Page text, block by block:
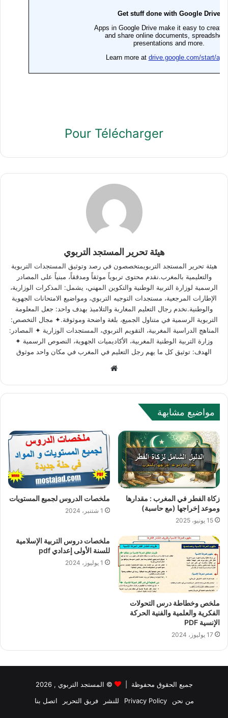
Pour Télécharger
هيئة تحرير المستجد التربوي
هيئة تحرير المستجد التربويمتخصصون في رصد وتوثيق المستجدات التربوية
والتعليمية بالمغرب.نقدم محتوى تربوياً موثقاً ومدققاً، مبنياً على المصادر
الرسمية لوزارة التربية الوطنية والتكوين المهني، يشمل: المذكرات الوزارية،
الإطارات المرجعية، مستجدات التوجيه التربوي، ومواضيع الامتحانات الجهوية
والوطنية.نخدم رجال التعليم المغاربة والتلاميذ بهدف واحد: جعل المعلومة
التربوية الرسمية في متناول الجميع، بلغة واضحة وموثوقة.✦ مجال التخصص:
المناهج الدراسية المغربية، التقويم التربوي، المستجدات الوزارية ✦ المصادر:
وزارة التربية الوطنية المغربية، الأكاديميات الجهوية، النصوص الرسمية ✦
الهدف: توثيق كل ما يهم رجل التعليم في المغرب في مكان واحد موثوق
مواضيع مشابهة
زكاة الفطر في المغرب : مقدارها
وموعد إخراجها (مع حاسبة)
15 يونيو، 2025
ملخصات الدروس لجميع المستويات
1 شتنبر، 2024
ملخص وخطاطة درس التحولات
الفكرية والعلمية والفنية الحركة
الإنسية PDF
17 يوليوز، 2024
ملخصات دروس التربية الإسلامية
للسنة الأولى إعدادي pdf
1 يوليوز، 2024
جميع الحقوق محفوظة | © المستجد التربوي , 2026
من نحن
Privacy Policy للنشر فريق التحرير اتصل بنا